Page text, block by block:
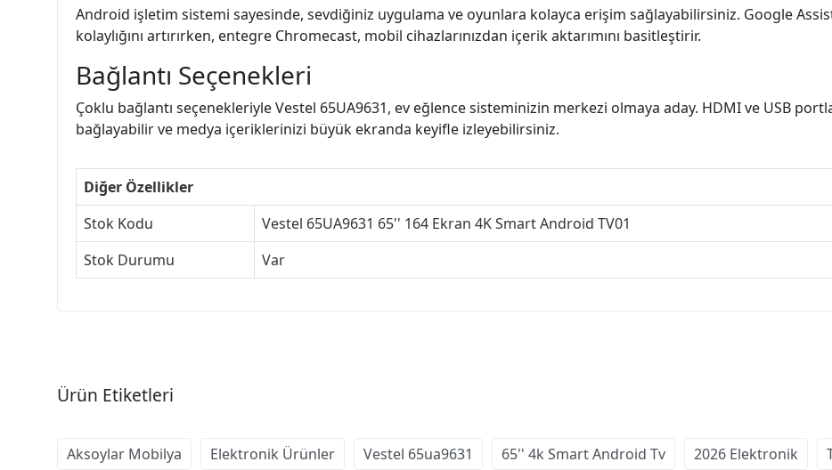
Android işletim sistemi sayesinde, sevdiğiniz uygulama ve oyunlara kolayca erişim sağlayabilirsiniz. Google
kolaylığını artırırken, entegre Chromecast, mobil cihazlarınızdan içerik aktarımını basitleştirir.
Bağlantı Seçenekleri
Çoklu bağlantı seçenekleriyle Vestel 65UA9631, ev eğlence sisteminizin merkezi olmaya aday. HDMI ve USB
bağlayabilir ve medya içeriklerinizi büyük ekranda keyifle izleyebilirsiniz.
Diğer Özellikler
Stok Kodu
Vestel 65UA9631 65'' 164 Ekran 4K Smart Android TV01
Stok Durumu
Var
Ürün Etiketleri
Aksoylar Mobilya Elektronik Ürünler Vestel 65ua9631 65'' 4k Smart Android Tv 2026 Elektronik